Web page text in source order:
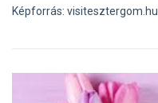
Képforrás: visitesztergom.hu